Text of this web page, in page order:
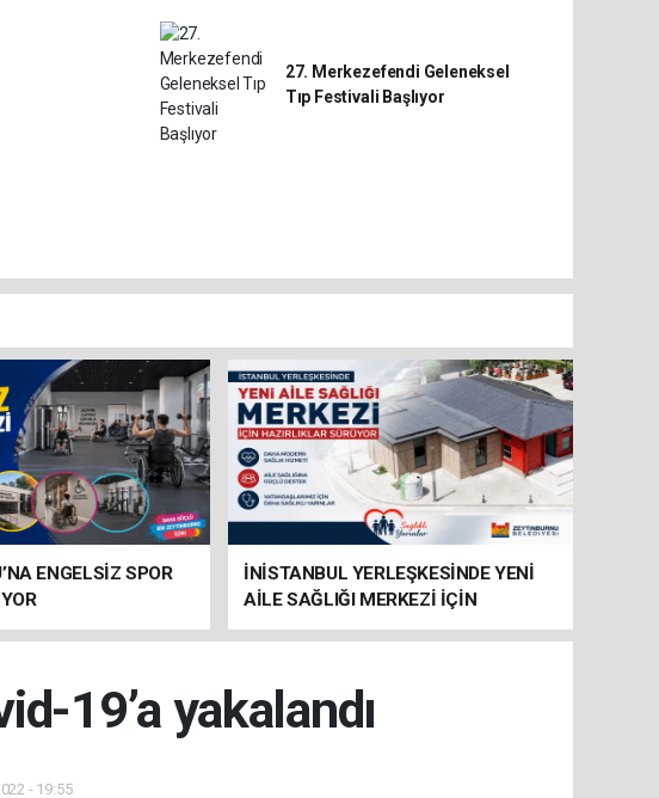
27. Merkezefendi Geleneksel
Tıp Festivali Başlıyor
ENGELSİZ SPOR
İNİSTANBUL YERLEŞKESİNDE YENİ
AİLE SAĞLIĞI MERKEZİ İÇİN
HAZIRLIKLAR SÜRÜYOR
19’a yakalandı
- 19:55